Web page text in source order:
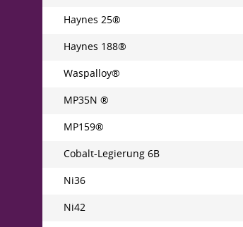
Haynes 25®
Haynes 188®
Waspalloy®
MP35N ®
MP159®
Cobalt-Legierung 6B
Ni36
Ni42